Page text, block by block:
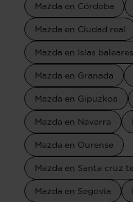
Mazda en Córdoba
Mazda en Ciudad real
Mazda en Islas baleares
Mazda en Granada
Mazda en Gipuzkoa
Mazda en Navarra
Mazda en Ourense
Mazda en Santa cruz
Mazda en Segovia